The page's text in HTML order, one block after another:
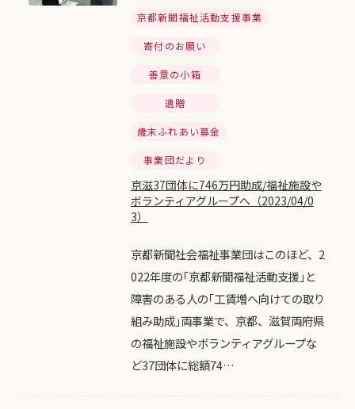
京都新聞福祉活動支援事業
寄付のお願い
善意の小箱
遺贈
歳末ふれあい募金
事業団だより
京滋37団体に746万円助成/福祉施設や
ボランティアグループへ（2023/04/0
3）
京都新聞社会福祉事業団はこのほど、2
022年度の｢京都新聞福祉活動支援｣と
障害のある人の｢工賃増へ向けての取り
組み助成｣両事業で、京都、滋賀両府県
の福祉施設やボランティアグループな
ど37団体に総額74…